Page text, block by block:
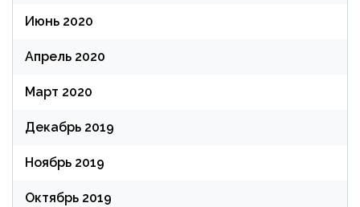
Июнь 2020
Апрель 2020
Март 2020
Декабрь 2019
Ноябрь 2019
Октябрь 2019